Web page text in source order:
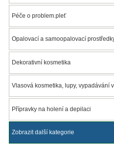
Péče o problem.pleť
Opalovací a samoopalovací
Dekorativní kosmetika
Vlasová kosmetika, lupy, vypadávání
Přípravky na holení a depilaci
Zobrazit další kategorie